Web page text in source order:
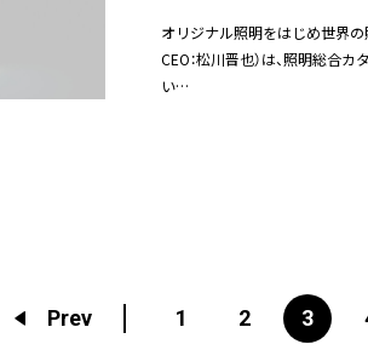
オリジナル照明をはじめ世界の
CEO：松川晋也）は、照明総合
い…
Prev 1 2 3